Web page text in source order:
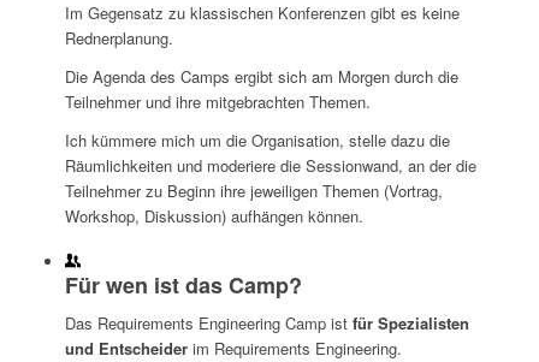
Im Gegensatz zu klassischen Konferenzen gibt es keine
Rednerplanung.
Die Agenda des Camps ergibt sich am Morgen durch die
Teilnehmer und ihre mitgebrachten Themen.
Ich kümmere mich um die Organisation, stelle dazu die
Räumlichkeiten und moderiere die Sessionwand, an der die
Teilnehmer zu Beginn ihre jeweiligen Themen (Vortrag,
Workshop, Diskussion) aufhängen können.
Für wen ist das Camp?
Das Requirements Engineering Camp ist für Spezialisten
und Entscheiderim Requirements Engineering.